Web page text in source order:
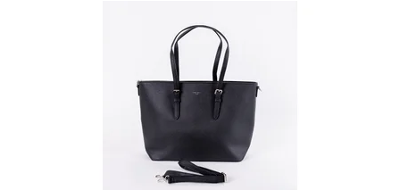
U této velké černé kabelky je výhodou nastavitelnost výšky
uch na 3 různé pozice, což umožňuje nosit kabelku
Skladem
David Jones Paris
2 roky